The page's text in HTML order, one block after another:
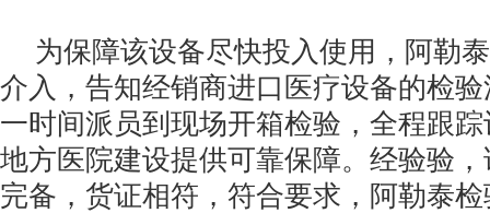
为保障该设备尽快投入使用，阿勒
介入，告知经销商进口医疗设备的检
一时间派员到现场开箱检验，全程跟
地方医院建设提供可靠保障。经验验
完备，货证相符，符合要求，阿勒泰